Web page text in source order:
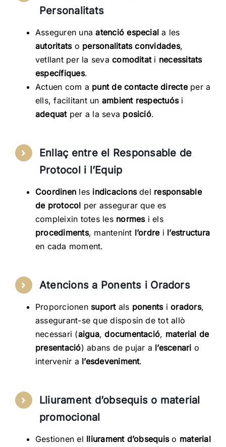
Personalitats
Asseguren unaatenció especial a les
autoritats o personalitats convidades,
vetllant per la sevacomoditat i necessitats
específiques.
Actuen com a punt de contacte directeper a
ells, facilitant un ambient respectuósi
adequat per a la seva posició.
Enllaç entre el Responsable de
Protocol i l’Equip
Coordinen les indicacionsdel responsable
de protocol per assegurar que es
compleixin totes les normes i els
procediments, mantenint l’ordre i l’estructura
en cada moment.
Atencions a Ponents i Oradors
Proporcionen suport als ponents ioradors,
assegurant-se que disposin de tot allò
necessari (aigua,documentació, material de
presentació) abans de pujar a l’escenari o
intervenir a l’esdeveniment.
Lliurament d’obsequis o material
promocional
Gestionen el lliurament d’obsequiso material